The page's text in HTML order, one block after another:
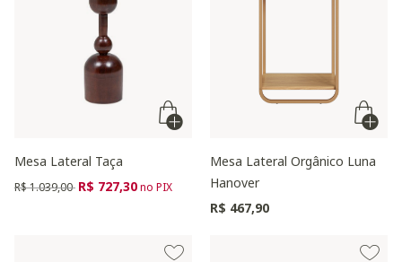
Mesa Lateral Taça
Preço reduzido de
R$ 1.039,00 para
R$ 727,30no PIX
Mesa Lateral Orgânico Luna
Hanover
R$ 467,90